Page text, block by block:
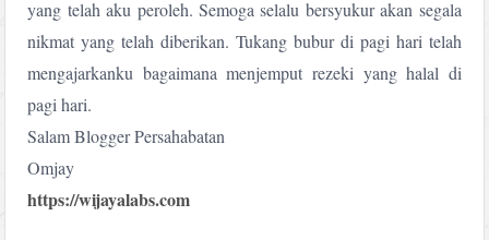
yang telah aku peroleh. Semoga selalu bersyukur akan segala
nikmat yang telah diberikan. Tukang bubur di pagi hari telah
mengajarkanku bagaimana menjemput rezeki yang halal di
pagi hari.
Salam Blogger Persahabatan
Omjay
https://wijayalabs.com